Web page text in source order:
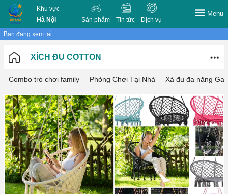
Khu vực
Hà Nội
Sản phẩm Tin tức Dịch vụ
Menu
Bạn đang xem tại
XÍCH ĐU COTTON
Combo trò chơi family Phòng Chơi Tại Nhà Xà đu đa năng